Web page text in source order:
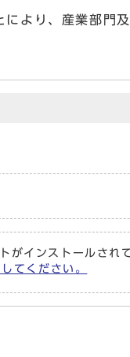
より、産業部門
インストールされて
てください。